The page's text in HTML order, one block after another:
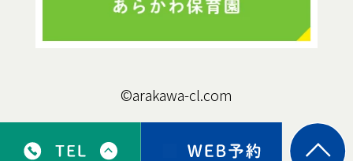
©arakawa-cl.com